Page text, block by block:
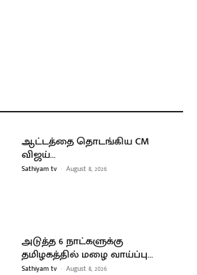
ஆட்டத்தை தொடங்கிய CM
விஜய்…
Sathiyam tv - August 8, 2026
அடுத்த 6 நாட்களுக்கு
தமிழகத்தில் மழை வாய்ப்பு…
Sathiyam tv - August 8, 2026